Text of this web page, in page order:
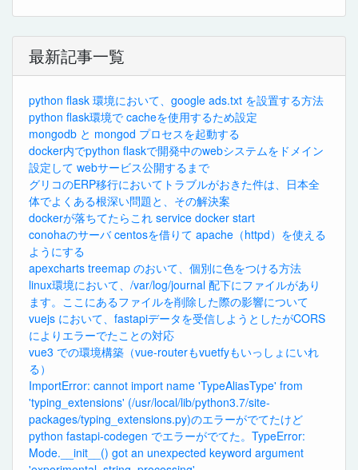
最新記事一覧
python flask 環境において、google ads.txt を設置する方法
python flask環境で cacheを使用するため設定
mongodb と mongod プロセスを起動する
docker内でpython flaskで開発中のwebシステムをドメイン
設定して webサービス公開するまで
グリコのERP移行においてトラブルがおきた件は、日本全
体でよくある根深い問題と、その解決案
dockerが落ちてたらこれ service docker start
conohaのサーバ centosを借りて apache（httpd）を使える
ようにする
apexcharts treemap のおいて、個別に色をつける方法
linux環境において、/var/log/journal 配下にファイルがあり
ます。ここにあるファイルを削除した際の影響について
vuejs において、fastapiデータを受信しようとしたがCORS
によりエラーでたことの対応
vue3 での環境構築（vue-routerもvuetfyもいっしょにいれ
る）
ImportError: cannot import name 'TypeAliasType' from
'typing_extensions' (/usr/local/lib/python3.7/site-
packages/typing_extensions.py)のエラーがでてたけど
python fastapi-codegen でエラーがでてた。TypeError:
Mode.__init__() got an unexpected keyword argument